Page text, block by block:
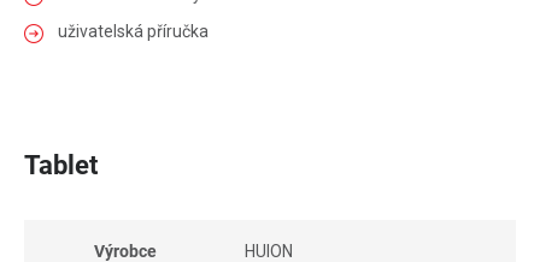
uživatelská příručka
Tablet
Výrobce HUION